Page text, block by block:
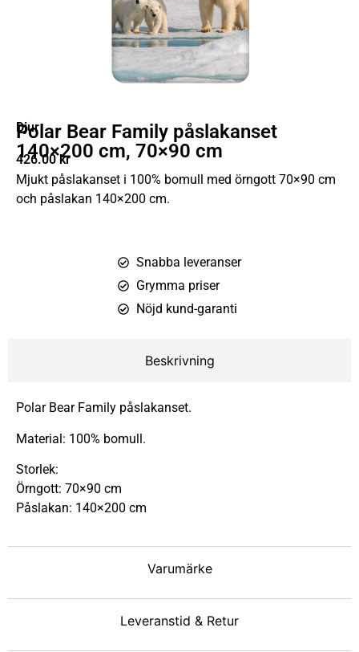
Djur
Polar Bear Family påslakanset
140×200 cm, 70×90 cm
426.00kr
Mjukt påslakanset i 100% bomull med örngott 70×90 cm
och påslakan 140×200 cm.
Snabba leveranser
Grymma priser
Nöjd kund-garanti
Beskrivning
Varumärke
Leveranstid & Retur
Polar Bear Family påslakanset.
Material: 100% bomull.
Storlek:
Örngott: 70×90 cm
Påslakan: 140×200 cm